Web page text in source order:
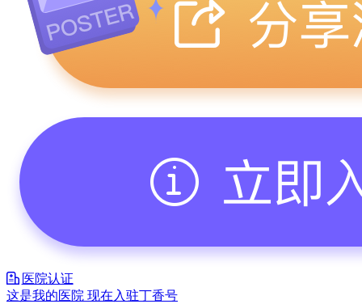
医院认证
这是我的医院 现在入驻丁香号